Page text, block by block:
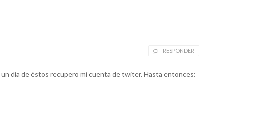
RESPONDER
día de éstos recupero mi cuenta de twiter. Hasta entonces: